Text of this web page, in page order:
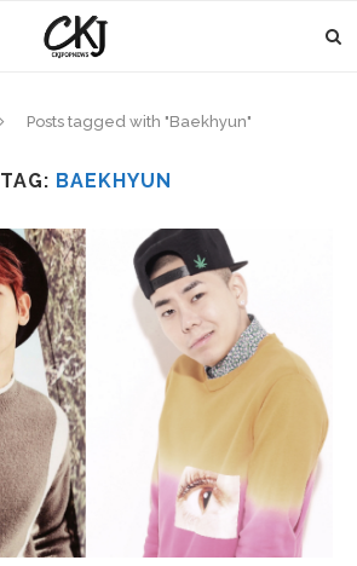
Posts tagged with "Baekhyun"
TAG: BAEKHYUN